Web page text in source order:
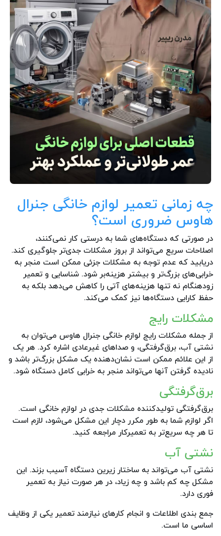
چه زمانی تعمیر لوازم خانگی جنرال
هاوس ضروری است؟
در صورتی که دستگاه‌های شما به درستی کار نمی‌کنند،
اصلاحات سریع می‌تواند از بروز مشکلات جدی‌تر جلوگیری کند.
دریابید که عدم توجه به مشکلات جزئی ممکن است منجر به
خرابی‌های بزرگ‌تر و بیشتر هزینه‌بر شود. شناسایی و تعمیر
زودهنگام نه تنها هزینه‌های آتی را کاهش می‌دهد بلکه به
حفظ کارایی دستگاه‌ها نیز کمک می‌کند.
مشکلات رایج
از جمله مشکلات رایج لوازم خانگی جنرال هاوس می‌توان به
نشتی آب، برق‌گرفتگی، و صداهای غیرعادی اشاره کرد. هر یک
از این علائم ممکن است نشان‌دهنده یک مشکل بزرگ‌تر باشد و
نادیده گرفتن آنها می‌تواند منجر به خرابی کامل دستگاه شود.
برق‌گرفتگی
برق‌گرفتگی تولیدکننده مشکلات جدی در لوازم خانگی است.
اگر لوازم شما به طور مکرر دچار این مشکل می‌شود، لازم است
تا هر چه سریع‌تر به تعمیرکار مراجعه کنید.
نشتی آب
نشتی آب می‌تواند به ساختار زیرین دستگاه آسیب بزند. این
مشکل چه کم باشد و چه زیاد، در هر صورت نیاز به تعمیر
فوری دارد.
جمع بندی اطلاعات و انجام کارهای نیازمند تعمیر یکی از وظایف
اساسی ما است.